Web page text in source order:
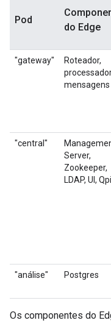
Pod
do Edge
"gateway"
Roteador,
mensagens
"central"
Server,
Zookeeper,
LDAP, UI,
"análise" Postgres
Os componentes do